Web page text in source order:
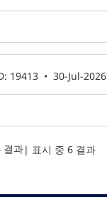
19413 • 30-Jul-2026
결과| 표시 중 6 결과